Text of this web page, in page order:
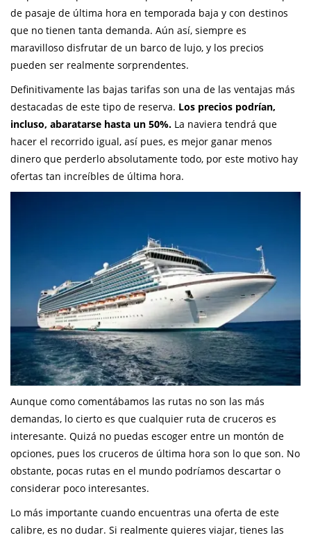
de pasaje de última hora en temporada baja y con destinos
que no tienen tanta demanda. Aún así, siempre es
maravilloso disfrutar de un barco de lujo, y los precios
pueden ser realmente sorprendentes.
Definitivamente las bajas tarifas son una de las ventajas más
destacadas de este tipo de reserva. Los precios podrían,
incluso, abaratarse hasta un 50%. La naviera tendrá que
hacer el recorrido igual, así pues, es mejor ganar menos
dinero que perderlo absolutamente todo, por este motivo hay
ofertas tan increíbles de última hora.
Aunque como comentábamos las rutas no son las más
demandas, lo cierto es que cualquier ruta de cruceros es
interesante. Quizá no puedas escoger entre un montón de
opciones, pues los cruceros de última hora son lo que son. No
obstante, pocas rutas en el mundo podríamos descartar o
considerar poco interesantes.
Lo más importante cuando encuentras una oferta de este
calibre, es no dudar. Si realmente quieres viajar, tienes las